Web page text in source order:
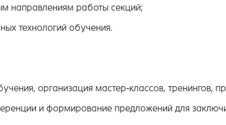
направлениям работы секций;
технологий обучения.
организация мастер-классов, тренингов,
и формирование предложений для